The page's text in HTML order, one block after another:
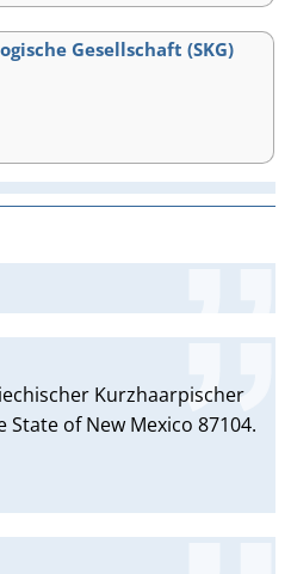
Gesellschaft (SKG)
Kurzhaarpischer
State of New Mexico 87104.